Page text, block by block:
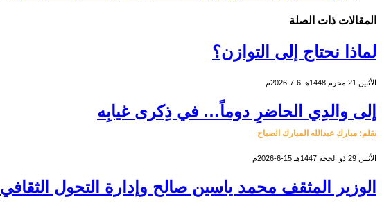
المقالات ذات الصلة
لماذا نحتاج إلى التوازن؟
الأثنين 21 محرم 1448هـ 6-7-2026م
إلى والدِي الحاضرِ دوماً… في ذِكرى غيابِه
بقلم: مبارك عبدالله المبارك الصباح
الأثنين 29 ذو الحجة 1447هـ 15-6-2026م
الوزير المثقف محمد ياسين صالح وإدارة التحول الثقافي